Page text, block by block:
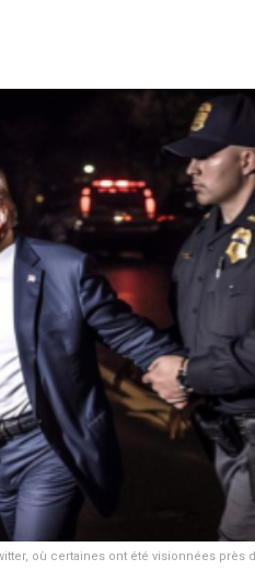
où certaines ont été visionnées près